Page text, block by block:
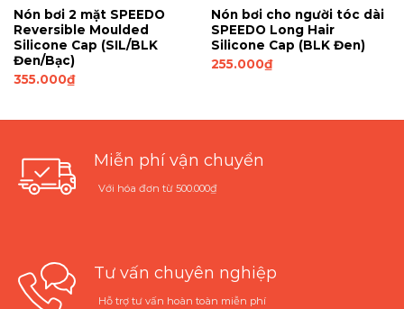
Nón bơi 2 mặt SPEEDO
Reversible Moulded
Silicone Cap (SIL/BLK
Đen/Bạc)
355.000₫
Nón bơi cho người tóc dài
SPEEDO Long Hair
Silicone Cap (BLK Đen)
255.000₫
Miễn phí vận chuyển
Với hóa đơn từ 500.000₫
Tư vấn chuyên nghiệp
Hỗ trợ tư vấn hoàn toàn miễn phí